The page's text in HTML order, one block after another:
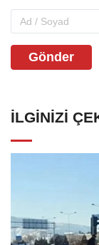
Gönder
İLGINIZI